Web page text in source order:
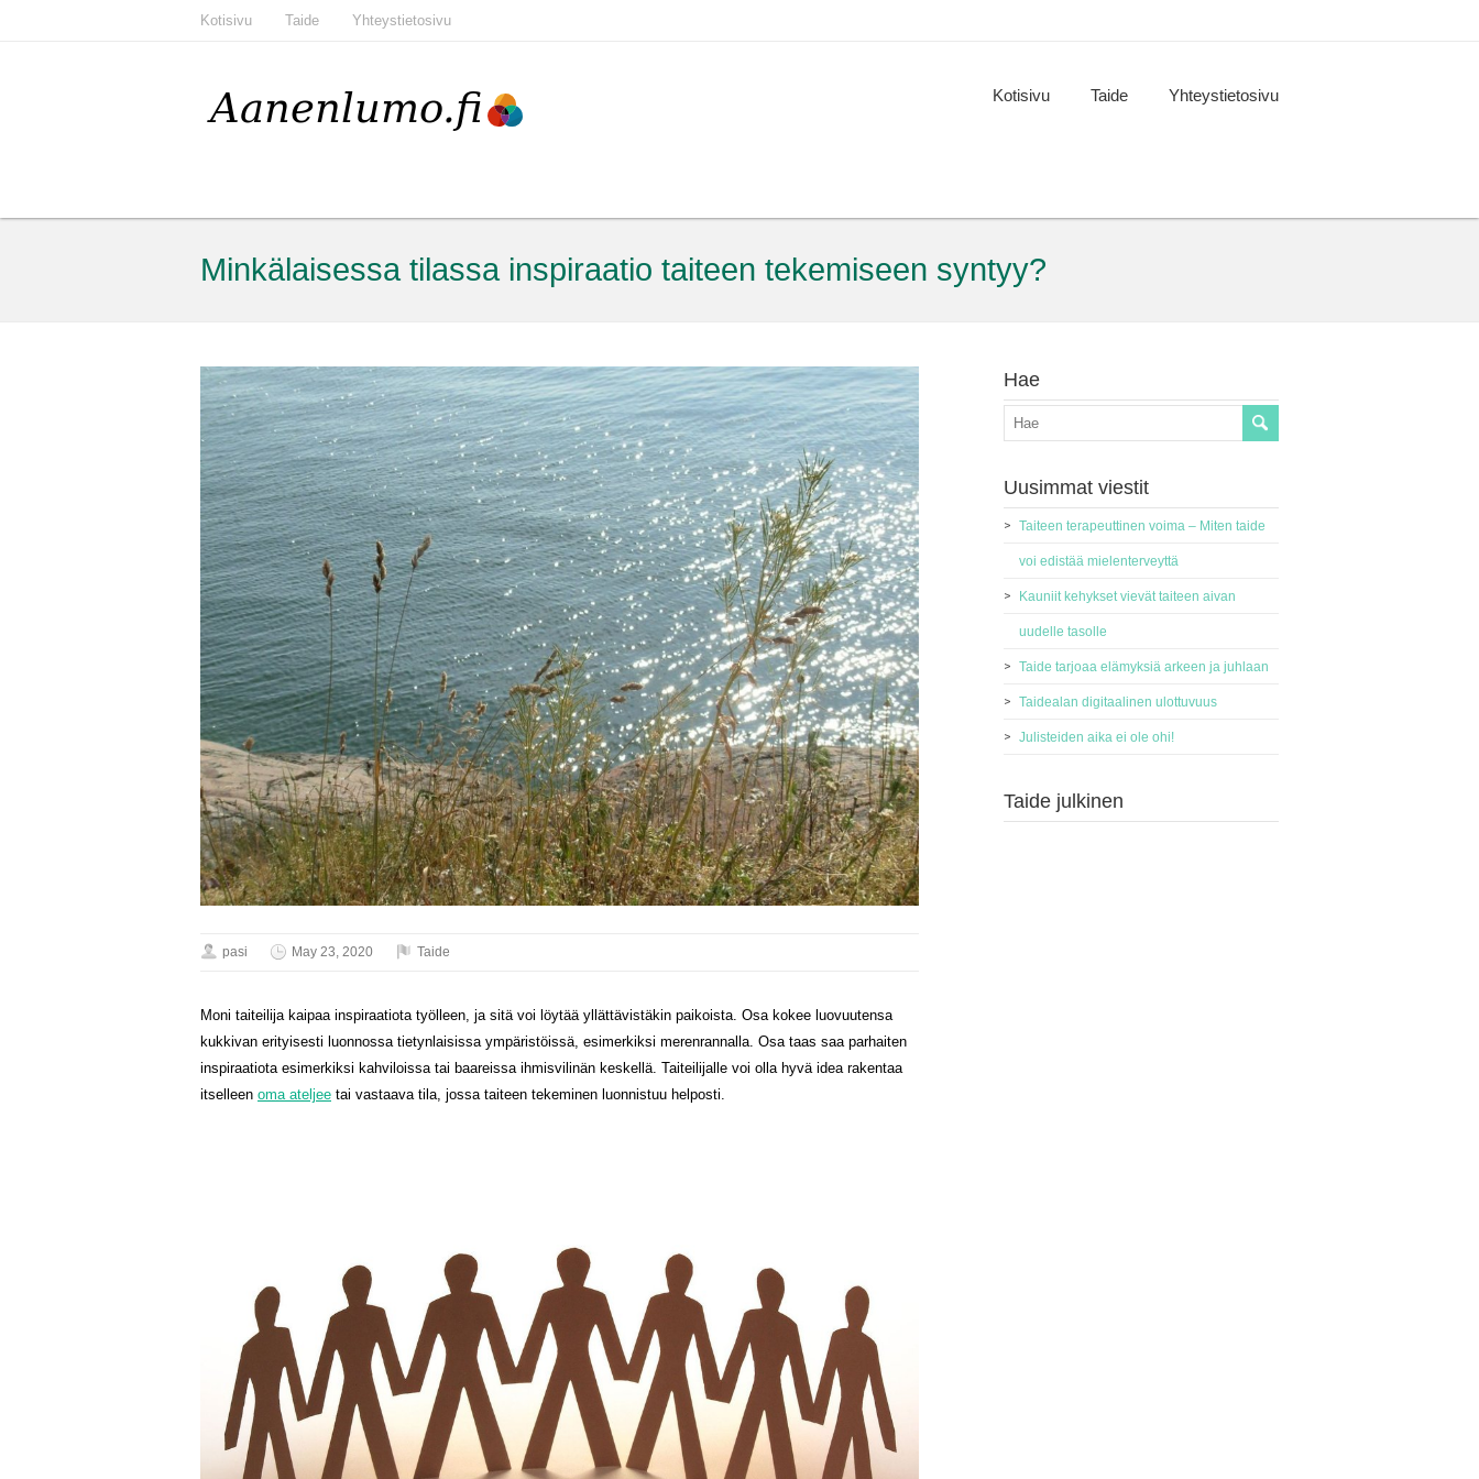
Kotisivu Taide Yhteystietosivu
Kotisivu Taide Yhteystietosivu
Minkälaisessa tilassa inspiraatio taiteen tekemiseen syntyy?
pasi May 23, 2020 Taide
Moni taiteilija kaipaa inspiraatiota työlleen, ja sitä voi löytää yllättävistäkin paikoista. Osa kokee luovuutensa
kukkivan erityisesti luonnossa tietynlaisissa ympäristöissä, esimerkiksi merenrannalla. Osa taas saa parhaiten
inspiraatiota esimerkiksi kahviloissa tai baareissa ihmisvilinän keskellä. Taiteilijalle voi olla hyvä idea rakentaa
itselleen oma ateljee tai vastaava tila, jossa taiteen tekeminen luonnistuu helposti.
Hae
Uusimmat viestit
Taiteen terapeuttinen voima – Miten taide
voi edistää mielenterveyttä
Kauniit kehykset vievät taiteen aivan
uudelle tasolle
Taide tarjoaa elämyksiä arkeen ja juhlaan
Taidealan digitaalinen ulottuvuus
Julisteiden aika ei ole ohi!
Taide julkinen